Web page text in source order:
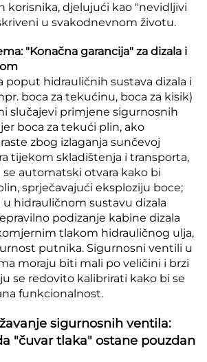
korisnika, djelujući kao "nevidljivi
u svakodnevnom životu.
"Konačna garancija" za dizala i
poput hidrauličnih sustava dizala i
boca za tekućinu, boca za kisik)
slučajevi primjene sigurnosnih
boca za tekući plin, ako
zbog izlaganja sunčevoj
tijekom skladištenja i transporta,
automatski otvara kako bi
sprječavajući eksploziju boce;
hidrauličnom sustavu dizala
podizanje kabine dizala
tlakom hidrauličnog ulja,
putnika. Sigurnosni ventili u
moraju biti mali po veličini i brzi
se redovito kalibrirati kako bi se
funkcionalnost.
sigurnosnih ventila:
"čuvar tlaka" ostane pouzdan